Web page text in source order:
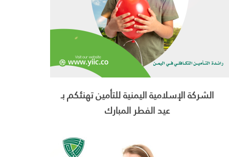
الشركة الإسلامية اليمنية للتأمين تهنئكم بـ
عيد الفطر المبارك